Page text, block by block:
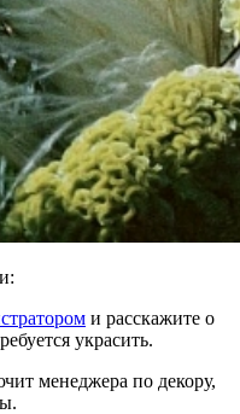
и расскажите о
украсить.
менеджера по декору,